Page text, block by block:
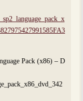
Pack (x86) – D